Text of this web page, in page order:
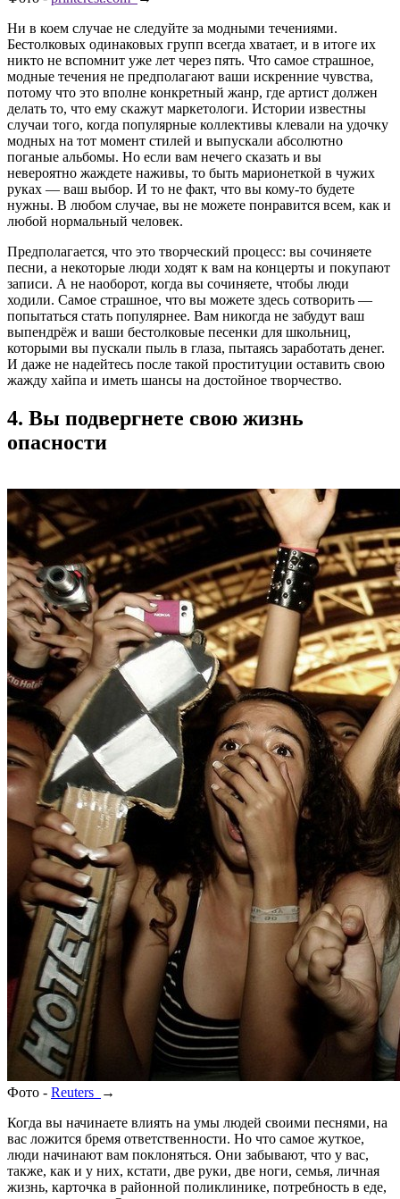
Ни в коем случае не следуйте за модными течениями.
Бестолковых одинаковых групп всегда хватает, и в итоге их
никто не вспомнит уже лет через пять. Что самое страшное,
модные течения не предполагают ваши искренние чувства,
потому что это вполне конкретный жанр, где артист должен
делать то, что ему скажут маркетологи. Истории известны
случаи того, когда популярные коллективы клевали на удочку
модных на тот момент стилей и выпускали абсолютно
поганые альбомы. Но если вам нечего сказать и вы
невероятно жаждете наживы, то быть марионеткой в чужих
руках — ваш выбор. И то не факт, что вы кому-то будете
нужны. В любом случае, вы не можете понравится всем, как и
любой нормальный человек.
Предполагается, что это творческий процесс: вы сочиняете
песни, а некоторые люди ходят к вам на концерты и покупают
записи. А не наоборот, когда вы сочиняете, чтобы люди
ходили. Самое страшное, что вы можете здесь сотворить —
попытаться стать популярнее. Вам никогда не забудут ваш
выпендрёж и ваши бестолковые песенки для школьниц,
которыми вы пускали пыль в глаза, пытаясь заработать денег.
И даже не надейтесь после такой проституции оставить свою
жажду хайпа и иметь шансы на достойное творчество.
4. Вы подвергнете свою жизнь
опасности
Фото - Reuters
→
Когда вы начинаете влиять на умы людей своими песнями, на
вас ложится бремя ответственности. Но что самое жуткое,
люди начинают вам поклоняться. Они забывают, что у вас,
также, как и у них, кстати, две руки, две ноги, семья, личная
жизнь, карточка в районной поликлинике, потребность в еде,